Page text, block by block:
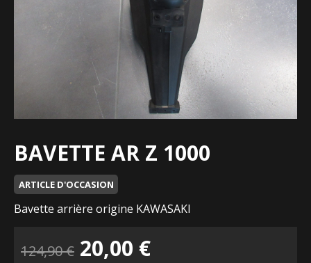
BAVETTE AR Z 1000
ARTICLE D'OCCASION
Bavette arrière origine KAWASAKI
124,90€ Le
20,00 €Le